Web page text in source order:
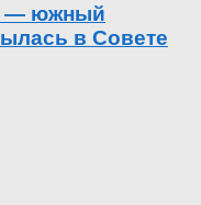
— южный
в Совете